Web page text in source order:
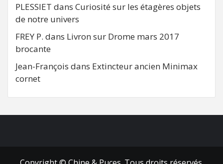
PLESSIET dans Curiosité sur les étagères objets
de notre univers
FREY P. dans Livron sur Drome mars 2017
brocante
Jean-François dans Extincteur ancien Minimax
cornet